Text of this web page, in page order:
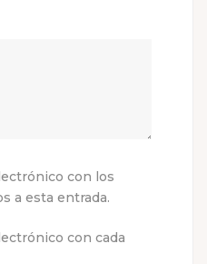
con los
a esta entrada.
con cada